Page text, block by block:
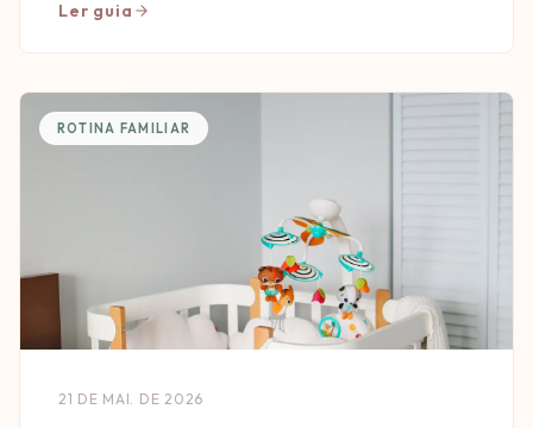
Ler guia
ROTINA FAMILIAR
21 DE MAI. DE 2026